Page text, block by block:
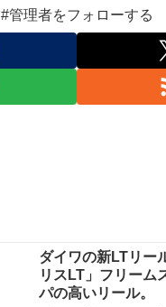
#管理者をフォローする
ダイワの新LTリー
リスLT」フリーム
パの高いリール。